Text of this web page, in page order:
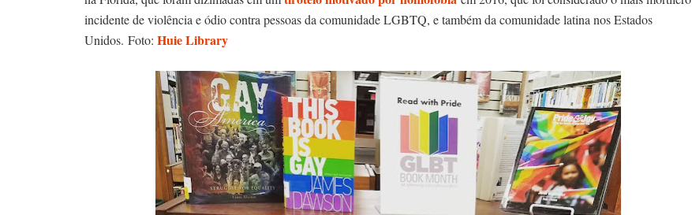
incidente de violência e ódio contra pessoas da comunidade LGBTQ, e também da comunidade latina nos Estados
Unidos. Foto: Huie Library